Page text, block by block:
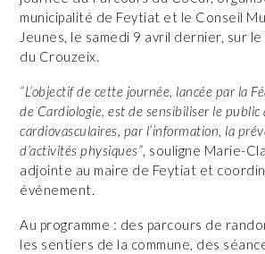
municipalité de Feytiat et le Conseil
Jeunes, le samedi 9 avril dernier, sur
du Crouzeix.
“L’objectif de cette journée, lancée par la
de Cardiologie, est de sensibiliser le public
cardiovasculaires, par l’information, la
d’activités physiques”, souligne Marie-
adjointe au maire de Feytiat et
événement.
Au programme : des parcours de
les sentiers de la commune, des